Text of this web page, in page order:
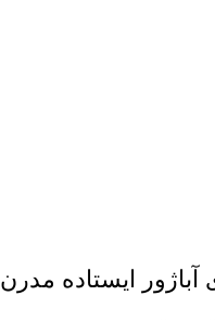
ایستاده مدرن 139